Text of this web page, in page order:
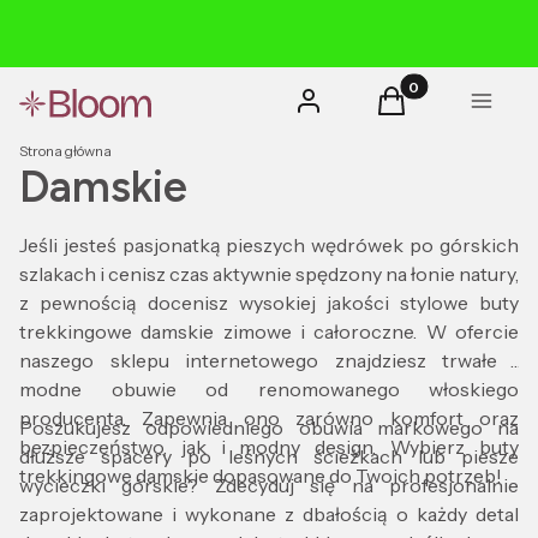
Zaloguj się Produkty w
Koszyk Menu
Strona główna
Damskie
Jeśli jesteś pasjonatką pieszych wędrówek po górskich
szlakach i cenisz czas aktywnie spędzony na łonie natury,
z pewnością docenisz wysokiej jakości stylowe buty
trekkingowe damskie zimowe i całoroczne. W ofercie
naszego sklepu internetowego znajdziesz trwałe i
modne obuwie od renomowanego włoskiego
producenta. Zapewnia ono zarówno komfort oraz
bezpieczeństwo, jak i modny design. Wybierz buty
trekkingowe damskie dopasowane do Twoich potrzeb!
Poszukujesz odpowiedniego obuwia markowego na
dłuższe spacery po leśnych ścieżkach lub piesze
wycieczki górskie? Zdecyduj się na profesjonalnie
zaprojektowane i wykonane z dbałością o każdy detal